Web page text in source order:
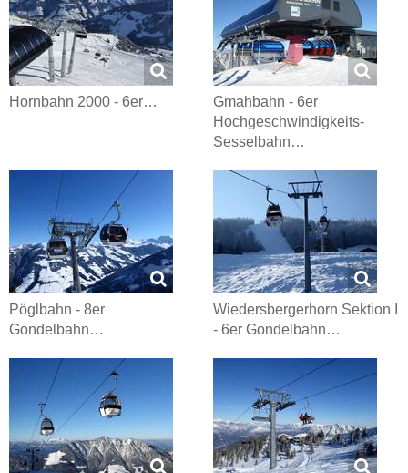
Hornbahn 2000 - 6er…
Gmahbahn - 6er
Hochgeschwindigkeits-
Sesselbahn…
Pöglbahn - 8er
Gondelbahn…
Wiedersbergerhorn Sektion I
- 6er Gondelbahn…